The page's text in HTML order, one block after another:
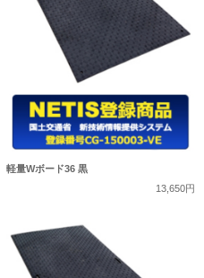
軽量Wボード36 黒
13,650円